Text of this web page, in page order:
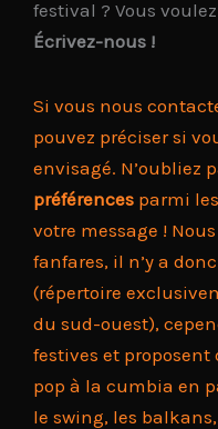
festival ? Vous
Écrivez-nous !
Si vous nous
pouvez préciser si
envisagé. N’oubliez
préférences parmi
votre message !
fanfares, il n’y a
(répertoire
du sud-ouest),
festives et proposent
pop à la cumbia en
le swing, les